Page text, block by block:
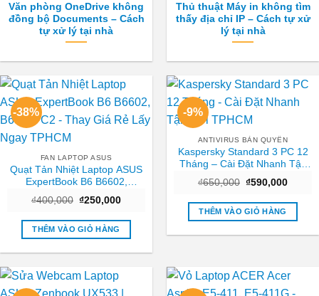
Văn phòng OneDrive không
đồng bộ Documents – Cách
tự xử lý tại nhà
Thủ thuật Máy in không tìm
thấy địa chỉ IP – Cách tự xử
lý tại nhà
-38%
FAN LAPTOP ASUS
Quạt Tản Nhiệt Laptop ASUS
ExpertBook B6 B6602,
Ngay TPHCM
₫400,000 Giá
là:
₫400,000.
₫250,000Giá
tại
₫250,000.
THÊM VÀO GIỎ HÀNG
-9%
ANTIVIRUS BẢN QUYỀN
Kaspersky Standard 3 PC 12
Tháng – Cài Đặt Nhanh Tận
₫650,000 Giá
là:
₫650,000.
₫590,000Giá
tại
THÊM VÀO GIỎ HÀNG